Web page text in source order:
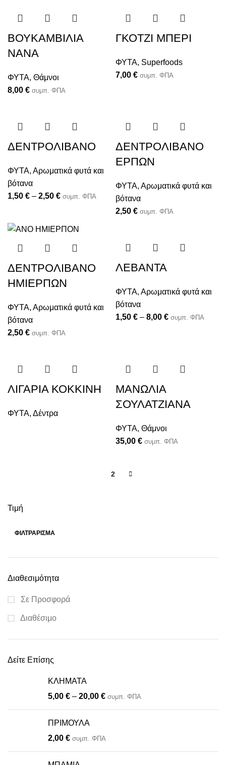
Τιμή
ΦΙΛΤΡΆΡΙΣΜΑ
Διαθεσιμότητα
Σε Προσφορά
Διαθέσιμο
Δείτε Επίσης
ΚΛΗΜΑΤΑ
5,00 € – 20,00 € συμπ. ΦΠΑ
ΠΡΙΜΟΥΛΑ
2,00 € συμπ. ΦΠΑ
ΒΟΥΚΑΜΒΙΛΙΑ
ΝΑΝΑ
ΦΥΤΑ, Θάμνοι
8,00 € συμπ. ΦΠΑ
ΓΚΟΤΖΙ ΜΠΕΡΙ
ΦΥΤΑ, Superfoods
7,00 € συμπ. ΦΠΑ
ΔΕΝΤΡΟΛΙΒΑΝΟ
ΦΥΤΑ, Αρωματικά φυτά και
βότανα
1,50 € – 2,50 € συμπ. ΦΠΑ
ΔΕΝΤΡΟΛΙΒΑΝΟ
ΕΡΠΩΝ
ΦΥΤΑ, Αρωματικά φυτά και
βότανα
2,50 € συμπ. ΦΠΑ
ΔΕΝΤΡΟΛΙΒΑΝΟ
ΗΜΙΕΡΠΩΝ
ΦΥΤΑ, Αρωματικά φυτά και
βότανα
2,50 € συμπ. ΦΠΑ
ΛΕΒΑΝΤΑ
ΦΥΤΑ, Αρωματικά φυτά και
βότανα
1,50 € – 8,00 € συμπ. ΦΠΑ
ΛΙΓΑΡΙΑ ΚΟΚΚΙΝΗ
ΦΥΤΑ, Δέντρα
ΜΑΝΩΛΙΑ
ΣΟΥΛΑΤΖΙΑΝΑ
ΦΥΤΑ, Θάμνοι
35,00 € συμπ. ΦΠΑ
2